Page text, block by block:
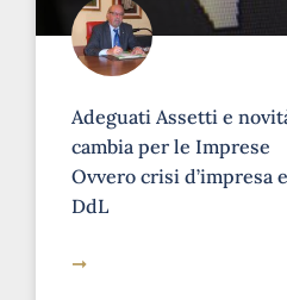
Adeguati Assetti e
cambia per le Imprese
Ovvero crisi d’impresa
DdL
➞